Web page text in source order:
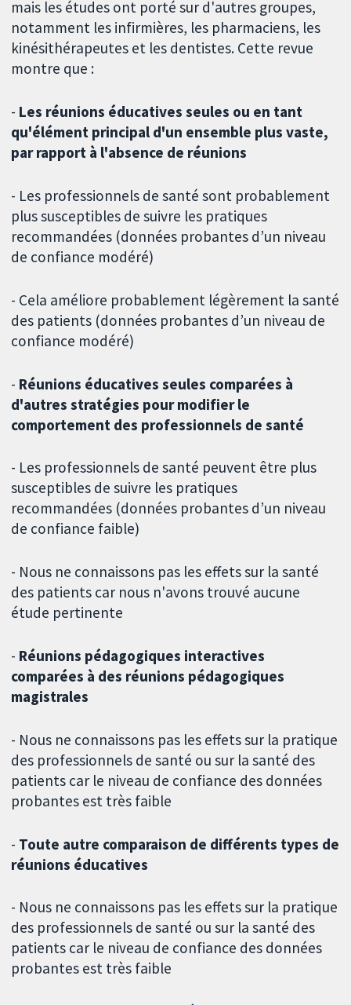
mais les études ont porté sur d'autres groupes,
notamment les infirmières, les pharmaciens, les
kinésithérapeutes et les dentistes. Cette revue
montre que :
- Les réunions éducatives seules ou en tant
qu'élément principal d'un ensemble plus vaste,
par rapport à l'absence de réunions
- Les professionnels de santé sont probablement
plus susceptibles de suivre les pratiques
recommandées (données probantes d’un niveau
de confiance modéré)
- Cela améliore probablement légèrement la santé
des patients (données probantes d’un niveau de
confiance modéré)
- Réunions éducatives seules comparées à
d'autres stratégies pour modifier le
comportement des professionnels de santé
- Les professionnels de santé peuvent être plus
susceptibles de suivre les pratiques
recommandées (données probantes d’un niveau
de confiance faible)
- Nous ne connaissons pas les effets sur la santé
des patients car nous n'avons trouvé aucune
étude pertinente
- Réunions pédagogiques interactives
comparées à des réunions pédagogiques
magistrales
- Nous ne connaissons pas les effets sur la pratique
des professionnels de santé ou sur la santé des
patients car le niveau de confiance des données
probantes est très faible
- Toute autre comparaison de différents types de
réunions éducatives
- Nous ne connaissons pas les effets sur la pratique
des professionnels de santé ou sur la santé des
patients car le niveau de confiance des données
probantes est très faible